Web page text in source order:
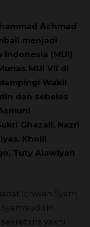
Achmad
menjadi
Indonesia (MUI)
MUI VII di
Wakil
dan sebelas
Ghazali, Nazri
Kholil
Tuty Alawiyah
Ichwan Syam
yakni